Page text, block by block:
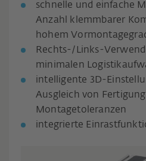
schnelle und einfache
Anzahl klemmbarer
hohem
Rechts-/Links-
minimalen
intelligente 3D-
Ausgleich von
Montagetoleranzen
integrierte